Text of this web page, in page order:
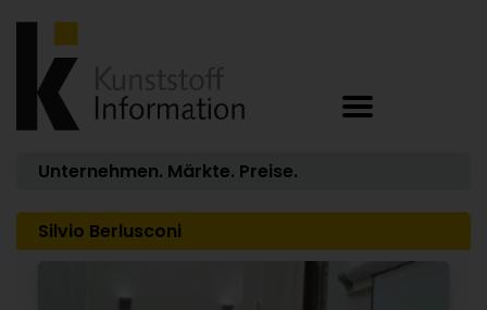
Unternehmen. Märkte. Preise.
Silvio Berlusconi